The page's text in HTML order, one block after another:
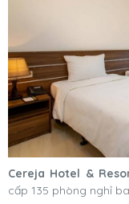
Cereja Hotel &
cấp 135 phòng nghỉ